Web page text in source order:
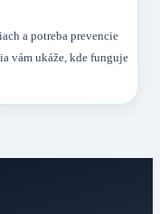
a potreba prevencie
vám ukáže, kde funguje